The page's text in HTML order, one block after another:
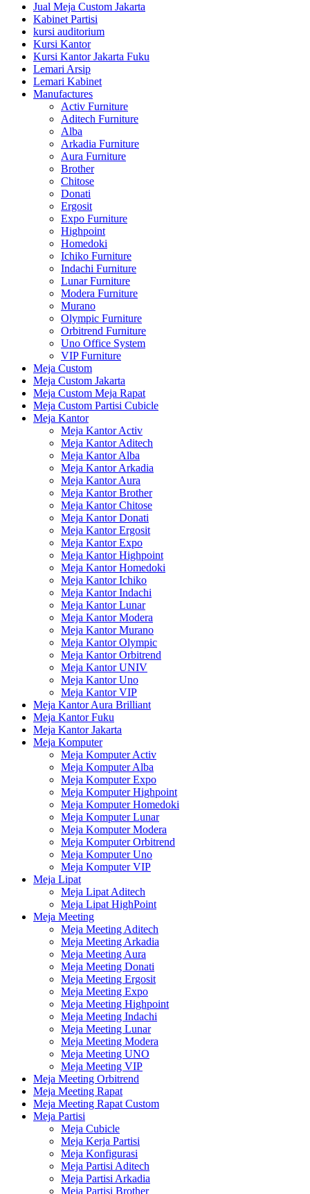
Jual Meja Custom Jakarta
Kabinet Partisi
kursi auditorium
Kursi Kantor
Kursi Kantor Jakarta Fuku
Lemari Arsip
Lemari Kabinet
Manufactures
Activ Furniture
Aditech Furniture
Alba
Arkadia Furniture
Aura Furniture
Brother
Chitose
Donati
Ergosit
Expo Furniture
Highpoint
Homedoki
Ichiko Furniture
Indachi Furniture
Lunar Furniture
Modera Furniture
Murano
Olympic Furniture
Orbitrend Furniture
Uno Office System
VIP Furniture
Meja Custom
Meja Custom Jakarta
Meja Custom Meja Rapat
Meja Custom Partisi Cubicle
Meja Kantor
Meja Kantor Activ
Meja Kantor Aditech
Meja Kantor Alba
Meja Kantor Arkadia
Meja Kantor Aura
Meja Kantor Brother
Meja Kantor Chitose
Meja Kantor Donati
Meja Kantor Ergosit
Meja Kantor Expo
Meja Kantor Highpoint
Meja Kantor Homedoki
Meja Kantor Ichiko
Meja Kantor Indachi
Meja Kantor Lunar
Meja Kantor Modera
Meja Kantor Murano
Meja Kantor Olympic
Meja Kantor Orbitrend
Meja Kantor UNIV
Meja Kantor Uno
Meja Kantor VIP
Meja Kantor Aura Brilliant
Meja Kantor Fuku
Meja Kantor Jakarta
Meja Komputer
Meja Komputer Activ
Meja Komputer Alba
Meja Komputer Expo
Meja Komputer Highpoint
Meja Komputer Homedoki
Meja Komputer Lunar
Meja Komputer Modera
Meja Komputer Orbitrend
Meja Komputer Uno
Meja Komputer VIP
Meja Lipat
Meja Lipat Aditech
Meja Lipat HighPoint
Meja Meeting
Meja Meeting Aditech
Meja Meeting Arkadia
Meja Meeting Aura
Meja Meeting Donati
Meja Meeting Ergosit
Meja Meeting Expo
Meja Meeting Highpoint
Meja Meeting Indachi
Meja Meeting Lunar
Meja Meeting Modera
Meja Meeting UNO
Meja Meeting VIP
Meja Meeting Orbitrend
Meja Meeting Rapat
Meja Meeting Rapat Custom
Meja Partisi
Meja Cubicle
Meja Kerja Partisi
Meja Konfigurasi
Meja Partisi Aditech
Meja Partisi Arkadia
Meja Partisi Brother